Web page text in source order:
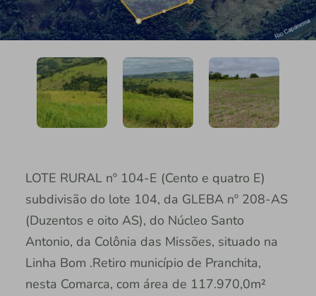
LOTE RURAL nº 104-E (Cento e quatro E)
subdivisão do lote 104, da GLEBA nº 208-AS
(Duzentos e oito AS), do Núcleo Santo
Antonio, da Colônia das Missões, situado na
Linha Bom .Retiro município de Pranchita,
nesta Comarca, com área de 117.970,0m²